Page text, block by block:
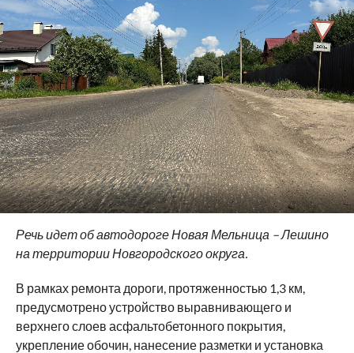
Речь идет об автодороге Новая Мельница – Лешино
на территории Новгородского округа.
В рамках ремонта дороги, протяженностью 1,3 км,
предусмотрено устройство выравнивающего и
верхнего слоев асфальтобетонного покрытия,
укрепление обочин, нанесение разметки и установка